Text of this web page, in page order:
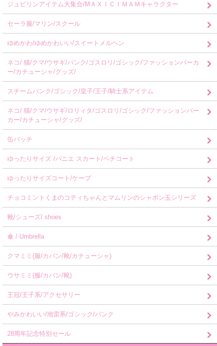
ジュピリンアイテム大集合/MＡＸＩＣＩＭＡＭキャラクター
セーラ服/マリン/スクール
ゆめかわ/ゆめかわいい/スイートメルヘン
ネコ/ 猫/クマ/ウサギ/パンク/ゴスロリ/ゴシック/ファッションパーカ
ー/カチューシャ/グッズ/
スチームパンク/ゴシック/皇子/王子/騎士系アイテム
ネコ/ 猫/クマ/ウサギ/ロリィタ/ゴスロリ/ゴシック/ファッションパー
カー/カチューシャ/グッズ/
缶バッチ
ゆったりサイズ /パニエ スカート/ペチコート
ゆったりサイズコート/ケープ
チョコミントくまのコティちゃんとマムリンのシャボン玉シリーズ
靴/シューズ/ shoes
傘 / Umbrella
クマミミ(服/カバン/靴/カチューシャ)
ウサミミ(服/カバン/靴)
王冠/王子系/アクセサリー
やみかわいい/地雷系/ゴシック/パンク
28周年記念特別セール